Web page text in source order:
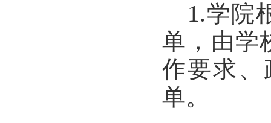
1.学院
单，由学
作要求
单。